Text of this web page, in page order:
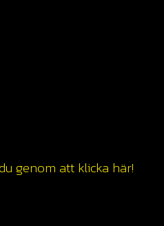
genom att klicka här!